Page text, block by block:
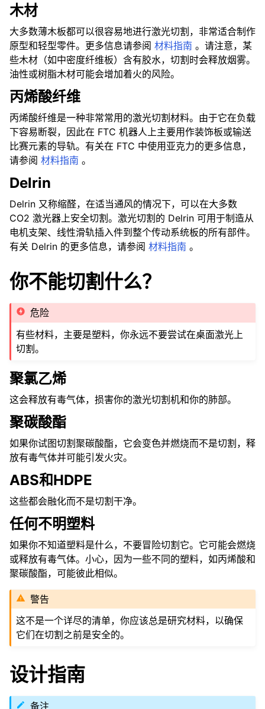
木材
大多数薄木板都可以很容易地进行激光切割，非常适合制作
原型和轻型零件。更多信息请参阅 材料指南 。请注意，某
些木材（如中密度纤维板）含有胶水，切割时会释放烟雾。
油性或树脂木材可能会增加着火的风险。
丙烯酸纤维
丙烯酸纤维是一种非常常用的激光切割材料。由于它在负载
下容易断裂，因此在 FTC 机器人上主要用作装饰板或输送
比赛元素的导轨。有关在 FTC 中使用亚克力的更多信息，
请参阅 材料指南 。
Delrin
Delrin 又称缩醛，在适当通风的情况下，可以在大多数
CO2 激光器上安全切割。激光切割的 Delrin 可用于制造从
电机支架、线性滑轨插入件到整个传动系统板的所有部件。
有关 Delrin 的更多信息，请参阅 材料指南 。
你不能切割什么？
危险
有些材料，主要是塑料，你永远不要尝试在桌面激光上
切割。
聚氯乙烯
这会释放有毒气体，损害你的激光切割机和你的肺部。
聚碳酸酯
如果你试图切割聚碳酸酯，它会变色并燃烧而不是切割，释
放有毒气体并可能引发火灾。
ABS和HDPE
这些都会融化而不是切割干净。
任何不明塑料
如果你不知道塑料是什么，不要冒险切割它。它可能会燃烧
或释放有毒气体。小心，因为一些不同的塑料，如丙烯酸和
聚碳酸酯，可能彼此相似。
警告
这不是一个详尽的清单，你应该总是研究材料，以确保
它们在切割之前是安全的。
设计指南
备注